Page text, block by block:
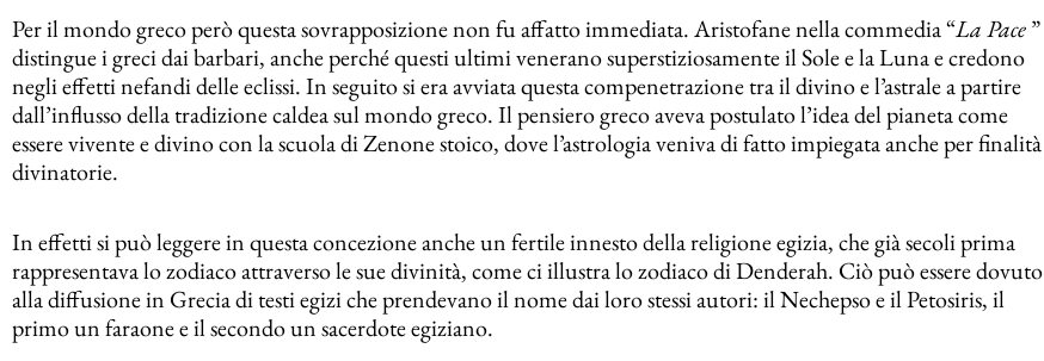
Per il mondo greco però questa sovrapposizione non fu affatto immediata. Aristofane nella commedia “La Pace”
distingue i greci dai barbari, anche perché questi ultimi venerano superstiziosamente il Sole e la Luna e credono
negli effetti nefandi delle eclissi. In seguito si era avviata questa compenetrazione tra il divino e l’astrale a partire
dall’influsso della tradizione caldea sul mondo greco. Il pensiero greco aveva postulato l’idea del pianeta come
essere vivente e divino con la scuola di Zenone stoico, dove l’astrologia veniva di fatto impiegata anche per finalità
divinatorie.
In effetti si può leggere in questa concezione anche un fertile innesto della religione egizia, che già secoli prima
rappresentava lo zodiaco attraverso le sue divinità, come ci illustra lo zodiaco di Denderah. Ciò può essere dovuto
alla diffusione in Grecia di testi egizi che prendevano il nome dai loro stessi autori: il Nechepso e il Petosiris, il
primo un faraone e il secondo un sacerdote egiziano.